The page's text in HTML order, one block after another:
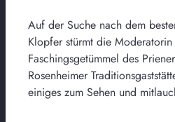
Auf der Suche nach dem
Klopfer stürmt die
Faschingsgetümmel des
Rosenheimer
einiges zum Sehen und